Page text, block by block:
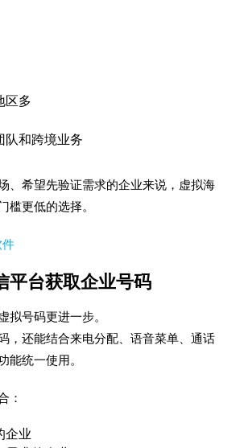
区多
队和跨境业务
、希望先验证需求的企业来说，虚拟海
槛更低的选择。
平台获取企业号码
拟号码更进一步。
，还能结合来电分配、语音菜单、通话
能统一使用。
：
企业